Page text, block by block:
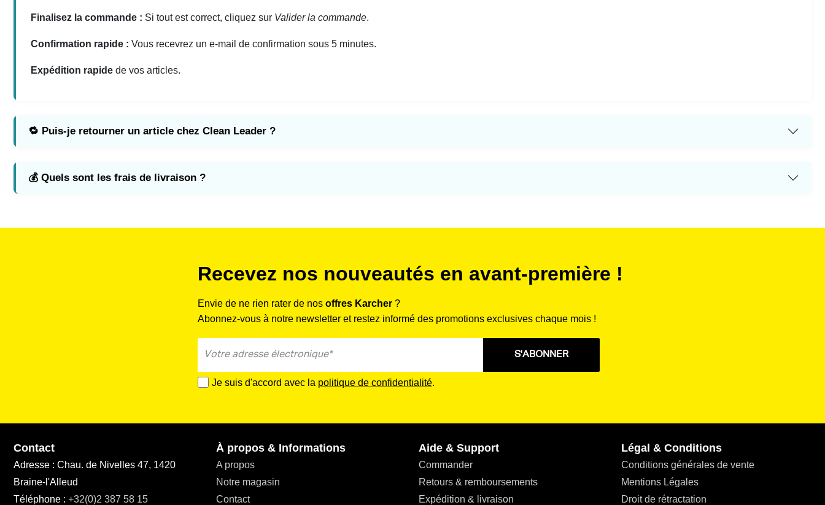
Finalisez la commande : Si tout est correct, cliquez sur Valider la commande.
Confirmation rapide : Vous recevrez un e-mail de confirmation sous 5 minutes.
Expédition rapide de vos articles.
🔁 Puis-je retourner un article chez Clean Leader ?
💰 Quels sont les frais de livraison ?
Recevez nos nouveautés en avant-première !
Envie de ne rien rater de nos offres Karcher ?
Abonnez-vous à notre newsletter et restez informé des promotions exclusives chaque mois !
S'ABONNER
Je suis d'accord avec la politique de confidentialité.
Contact
Adresse : Chau. de Nivelles 47, 1420
Braine-l'Alleud
Téléphone : +32(0)2 387 58 15
À propos & Informations
A propos
Notre magasin
Contact
Aide & Support
Commander
Retours & remboursements
Expédition & livraison
Légal & Conditions
Conditions générales de vente
Mentions Légales
Droit de rétractation